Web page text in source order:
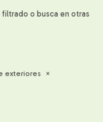
o busca en otras
exteriores